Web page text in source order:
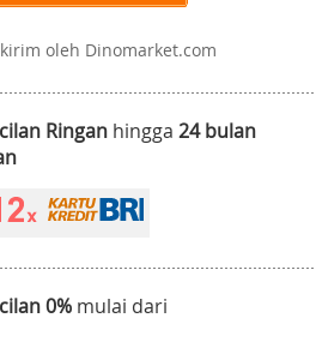
oleh Dinomarket.com
Ringan hingga 24 bulan
0% mulai dari